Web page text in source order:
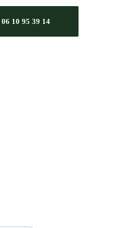
06 10 95 39 14